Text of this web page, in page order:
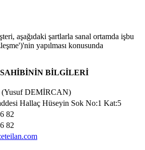
aşağıdaki şartlarla sanal ortamda işbu
yapılması konusunda
BİLGİLERİ
(Yusuf DEMİRCAN)
Hallaç Hüseyin Sok No:1 Kat:5
82
82